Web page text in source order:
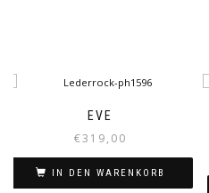
EVE
€319,00
IN DEN WARENKORB